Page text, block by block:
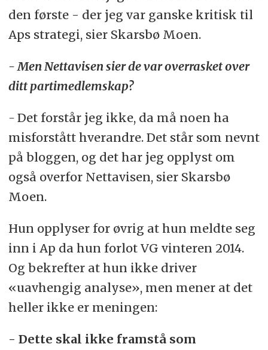
den første - der jeg var ganske kritisk til
Aps strategi, sier Skarsbø Moen.
- Men Nettavisen sier de var overrasket over
ditt partimedlemskap?
- Det forstår jeg ikke, da må noen ha
misforstått hverandre. Det står som nevnt
på bloggen, og det har jeg opplyst om
også overfor Nettavisen, sier Skarsbø
Moen.
Hun opplyser for øvrig at hun meldte seg
inn i Ap da hun forlot VG vinteren 2014.
Og bekrefter at hun ikke driver
«uavhengig analyse», men mener at det
heller ikke er meningen:
- Dette skal ikke framstå som